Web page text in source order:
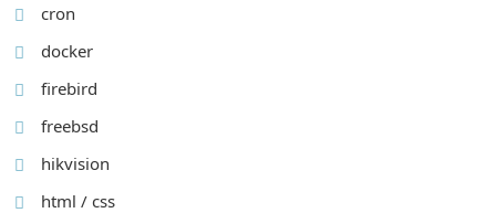
cron
docker
firebird
freebsd
hikvision
html / css